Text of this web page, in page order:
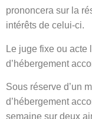
prononcera sur la
intérêts de celui-ci.
Le juge fixe ou acte
d’hébergement
Sous réserve d’un
d’hébergement
semaine sur deux